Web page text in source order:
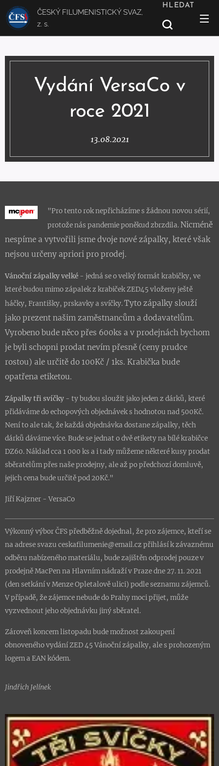
ČESKÝ FILUMENISTICKÝ SVAZ,
z. s.
HLEDAT
Vydání VersaCo v
roce 2021
13.08.2021
"Pro tento rok nepřicházíme s žádnou novou sérií,
protože nás pandemie poněkud zbrzdila. Nicméně
nespíme a vytvořili jsme dvoje nové zápalky, které však
nejsou určeny apriori pro prodej.
Vánoční zápalky velké - jedná se o velký formát krabičky, ve
které budou mimo zápalek z krabiček ZED45 vloženy ještě
háčky, Františky, prskavky a svíčky.Tyto zápalky slouží
jako prezent našim zaměstnancům a dodavatelům.
Vyrobeno bude něco přes 600ks a v prodejnách bychom
je byli schopni prodat nevím přesně (ceny prudce
rostou) ale určitě do 100Kč / 1ks. Krabička bude
opatřena etiketou.
Zápalky tři svíčky - ty budou sloužit jako jeden z dárků, které
přidáváme do echopových objednávek s hodnotou nad 500Kč.
Není to ale tak, že každá objednávka dostane zápalky, těch
dárků dáváme více. Bude se jednat o dvě etikety na bílé krabičce
DZ60. Náklad cca 1 000 ks a i tady můžeme některé kusy prodat
sběratelům přes naše prodejny, ale až po předchozí domluvě,
jejich cena bude určitě pod 20Kč."
Jiří Kajzner - VersaCo
Výkonný výbor ČFS předběžně dojednal, že pro zájemce, kteří se
na adrese svazu ceskafilumenie@email.cz přihlásí k závaznému
odběru nabízeného materiálu, bude zajištěn odprodej pouze v
prodejně MacPen na Hlavním nádraží v Praze dne 27. 11. 2021
(den setkání v Menze Opletalově ulici) podle seznamu zájemců.
V případě, že zájemce nebude do Prahy moci přijet, může
vyzvednout jeho objednávku jiný sběratel.
Zároveň koncem listopadu bude možnost zakoupení
obnoveného vydání ZED 45 Vánoční zápalky, ale s prohozeným
logem a EAN kódem.
Jindřich Jelínek